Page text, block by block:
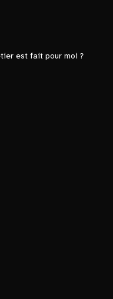
est fait pour moi ?